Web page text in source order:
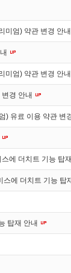
미엄) 약관 변경 안내
미엄) 약관 변경 안내
경 안내
) 유료 이용 약관 변
에 더치트 기능 탑
에 더치트 기능 탑
탑재 안내